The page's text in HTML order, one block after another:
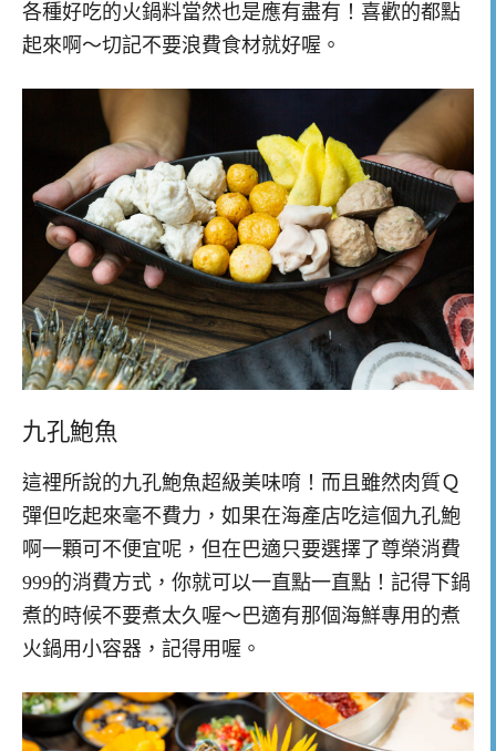
各種好吃的火鍋料當然也是應有盡有！喜歡的都點
起來啊～切記不要浪費食材就好喔。
九孔鮑魚
這裡所說的九孔鮑魚超級美味唷！而且雖然肉質Ｑ
彈但吃起來毫不費力，如果在海產店吃這個九孔鮑
啊一顆可不便宜呢，但在巴適只要選擇了尊榮消費
999的消費方式，你就可以一直點一直點！記得下鍋
煮的時候不要煮太久喔～巴適有那個海鮮專用的煮
火鍋用小容器，記得用喔。